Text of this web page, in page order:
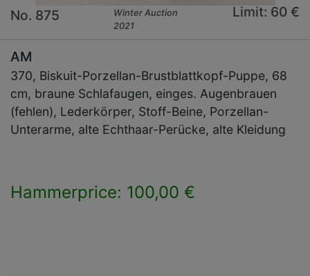
No. 875
Winter Auction
2021
Limit: 60 €
AM
370, Biskuit-Porzellan-Brustblattkopf-Puppe, 68
cm, braune Schlafaugen, einges. Augenbrauen
(fehlen), Lederkörper, Stoff-Beine, Porzellan-
Unterarme, alte Echthaar-Perücke, alte Kleidung
Hammerprice: 100,00 €